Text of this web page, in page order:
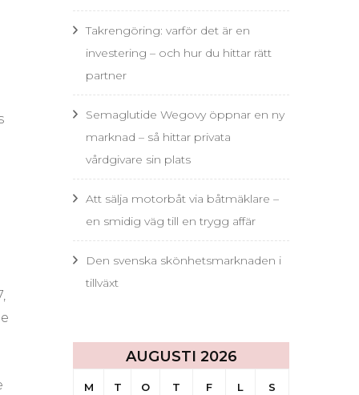
Takrengöring: varför det är en
investering – och hur du hittar rätt
partner
Semaglutide Wegovy öppnar en ny
marknad – så hittar privata
vårdgivare sin plats
Att sälja motorbåt via båtmäklare –
en smidig väg till en trygg affär
Den svenska skönhetsmarknaden i
tillväxt
AUGUSTI 2026
M T O T F L S